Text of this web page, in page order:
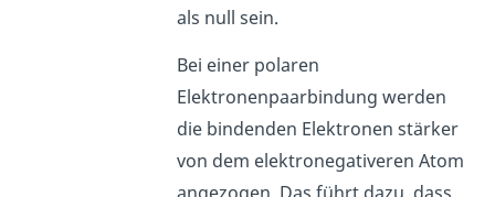
als null sein.
Bei einer polaren
Elektronenpaarbindung werden
die bindenden Elektronen stärker
von dem elektronegativeren Atom